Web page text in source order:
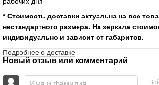
* Стоимость доставки актуальна на все
нестандартного размера. На зеркала
индивидуально и зависит от габаритов.
Подробнее о доставке
Новый отзыв или комментарий